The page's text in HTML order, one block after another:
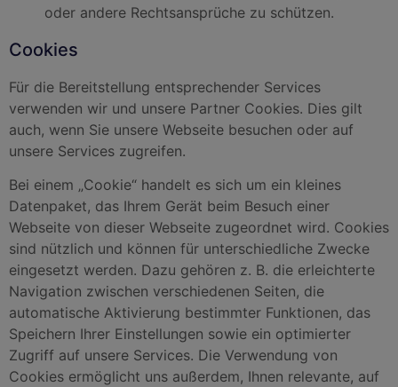
oder andere Rechtsansprüche zu schützen.
Cookies
Für die Bereitstellung entsprechender Services
verwenden wir und unsere Partner Cookies. Dies gilt
auch, wenn Sie unsere Webseite besuchen oder auf
unsere Services zugreifen.
Bei einem „Cookie“ handelt es sich um ein kleines
Datenpaket, das Ihrem Gerät beim Besuch einer
Webseite von dieser Webseite zugeordnet wird. Cookies
sind nützlich und können für unterschiedliche Zwecke
eingesetzt werden. Dazu gehören z. B. die erleichterte
Navigation zwischen verschiedenen Seiten, die
automatische Aktivierung bestimmter Funktionen, das
Speichern Ihrer Einstellungen sowie ein optimierter
Zugriff auf unsere Services. Die Verwendung von
Cookies ermöglicht uns außerdem, Ihnen relevante, auf